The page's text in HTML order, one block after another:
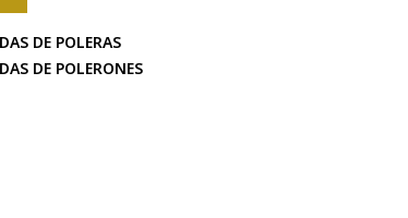
DE POLERAS
DE POLERONES